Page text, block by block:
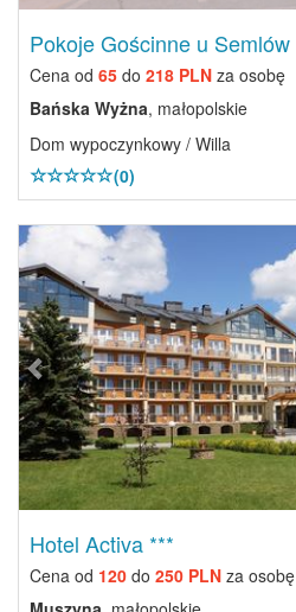
Pokoje Gościnne u Semlów
Cena od 65 do 218 PLN za osobę
Bańska Wyżna, małopolskie
Dom wypoczynkowy / Willa
(0)
Previous
Hotel Activa ***
Cena od 120 do 250 PLN za osobę